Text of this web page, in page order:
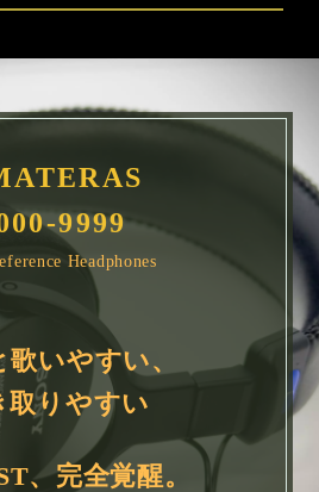
9999
Headphones
歌いやすい、
取りやすい
、完全覚醒。